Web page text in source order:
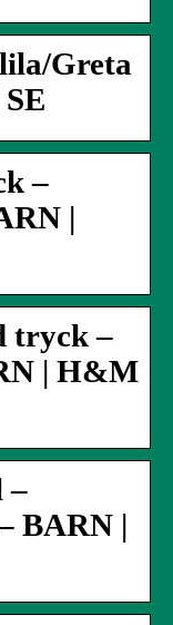
Greta
–
|
tryck –
| H&M
–
BARN |